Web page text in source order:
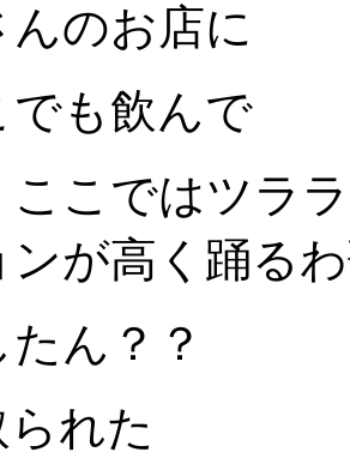
んのお店に
でも飲んで
ここではツラ
ンが高く踊る
ん？？
れた